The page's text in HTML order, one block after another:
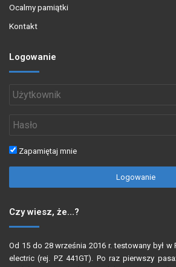
Ocalmy pamiątki
Kontakt
Logowanie
Zapamiętaj mnie
Logowanie
Czy wiesz, że…?
Od 15 do 28 września 2016 r. testowany był w
electric (rej. PZ 441GT). Po raz pierwszy